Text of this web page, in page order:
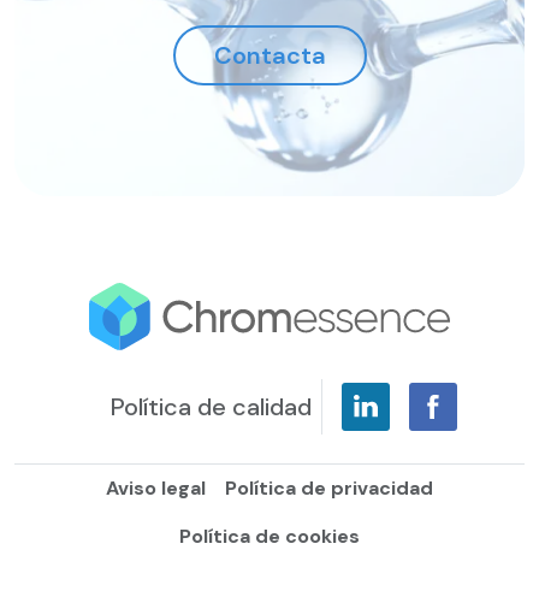
Contacta
Política de calidad
Aviso legal
Política de privacidad
Política de cookies